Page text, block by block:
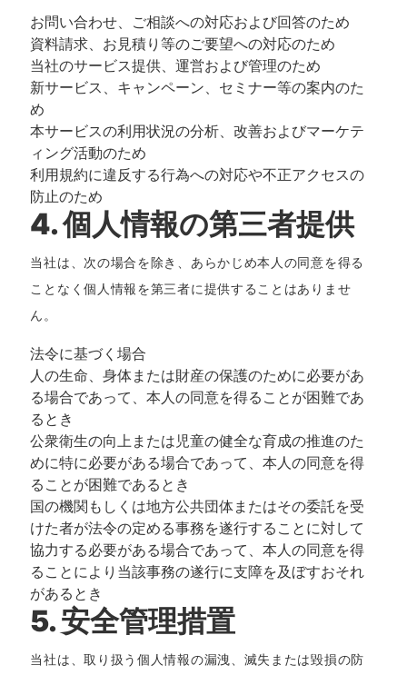
お問い合わせ、ご相談への対応および回答のため
資料請求、お見積り等のご要望への対応のため
当社のサービス提供、運営および管理のため
新サービス、キャンペーン、セミナー等の案内のた
め
本サービスの利用状況の分析、改善およびマーケテ
ィング活動のため
利用規約に違反する行為への対応や不正アクセスの
防止のため
4. 個人情報の第三者提供
当社は、次の場合を除き、あらかじめ本人の同意を得る
ことなく個人情報を第三者に提供することはありませ
ん。
法令に基づく場合
人の生命、身体または財産の保護のために必要があ
る場合であって、本人の同意を得ることが困難であ
るとき
公衆衛生の向上または児童の健全な育成の推進のた
めに特に必要がある場合であって、本人の同意を得
ることが困難であるとき
国の機関もしくは地方公共団体またはその委託を受
けた者が法令の定める事務を遂行することに対して
協力する必要がある場合であって、本人の同意を得
ることにより当該事務の遂行に支障を及ぼすおそれ
があるとき
5. 安全管理措置
当社は、取り扱う個人情報の漏洩、滅失または毀損の防